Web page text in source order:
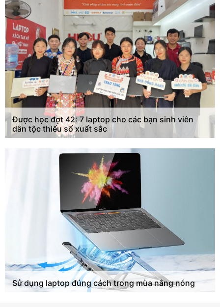
Được học đợt 42: 7 laptop cho các bạn sinh viên
dân tộc thiểu số xuất sắc
Sử dụng laptop đúng cách trong mùa nắng nóng